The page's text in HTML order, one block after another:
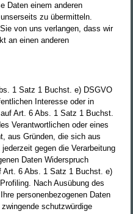
Daten einem anderen
zu übermitteln.
von uns verlangen, dass wir
an einen anderen
1 Satz 1 Buchst. e) DSGVO
Interesse oder in
Art. 6 Abs. 1 Satz 1 Buchst.
Verantwortlichen oder eines
aus Gründen, die sich aus
gegen die Verarbeitung
Daten Widerspruch
Art. 6 Abs. 1 Satz 1 Buchst. e)
Nach Ausübung des
personenbezogenen Daten
schutzwürdige